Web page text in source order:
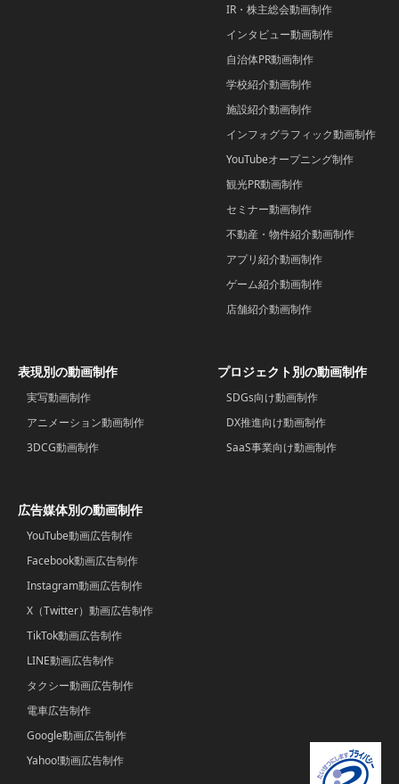
IR・株主総会動画制作
インタビュー動画制作
自治体PR動画制作
学校紹介動画制作
施設紹介動画制作
インフォグラフィック動画制作
YouTubeオープニング制作
観光PR動画制作
セミナー動画制作
不動産・物件紹介動画制作
アプリ紹介動画制作
ゲーム紹介動画制作
店舗紹介動画制作
表現別の動画制作
実写動画制作
アニメーション動画制作
3DCG動画制作
プロジェクト別の動画制作
SDGs向け動画制作
DX推進向け動画制作
SaaS事業向け動画制作
広告媒体別の動画制作
YouTube動画広告制作
Facebook動画広告制作
Instagram動画広告制作
X（Twitter）動画広告制作
TikTok動画広告制作
LINE動画広告制作
タクシー動画広告制作
電車広告制作
Google動画広告制作
Yahoo!動画広告制作